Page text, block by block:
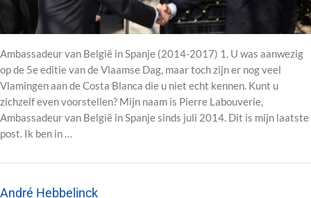
Ambassadeur van België in Spanje (2014-2017) 1. U was aanwezig
op de 5e editie van de Vlaamse Dag, maar toch zijn er nog veel
Vlamingen aan de Costa Blanca die u niet echt kennen. Kunt u
zichzelf even voorstellen? Mijn naam is Pierre Labouverie,
Ambassadeur van België in Spanje sinds juli 2014. Dit is mijn laatste
post. Ik ben in …
André Hebbelinck